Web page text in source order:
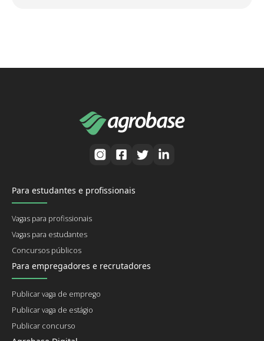
Para estudantes e profissionais
Vagas para profissionais
Vagas para estudantes
Concursos públicos
Para empregadores e recrutadores
Publicar vaga de emprego
Publicar vaga de estágio
Publicar concurso